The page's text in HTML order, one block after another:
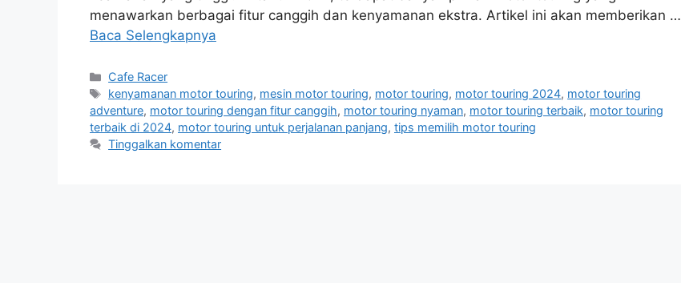
menawarkan berbagai fitur canggih dan kenyamanan ekstra. Artikel ini akan memberikan …
Baca Selengkapnya
Kategori
Cafe Racer
Tag
kenyamanan motor touring, mesin motor touring, motor touring, motor touring 2024, motor touring
adventure, motor touring dengan fitur canggih, motor touring nyaman, motor touring terbaik, motor touring
terbaik di 2024, motor touring untuk perjalanan panjang, tips memilih motor touring
Tinggalkan komentar